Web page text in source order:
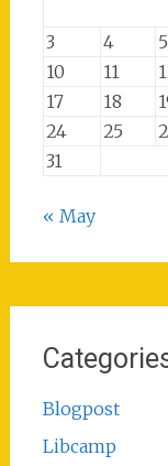
3
4 5
10
11
17
18
24
25
31
« May
Blogpost
Libcamp